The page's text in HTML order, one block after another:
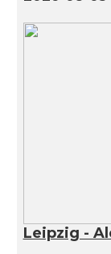
Leipzig -